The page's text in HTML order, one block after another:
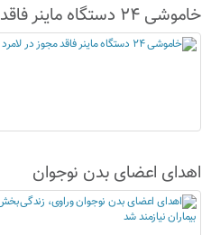
خاموشی ۲۴ دستگاه ماینر فاقد
مجوز در لامرد
اهدای اعضای بدن نوجوان
وراوی، زندگی‌بخش بیماران
نیازمند شد